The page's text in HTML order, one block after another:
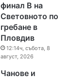
финал B на
Световното по
гребане в
Пловдив
12:14ч, събота, 8
август, 2026
Чанове и